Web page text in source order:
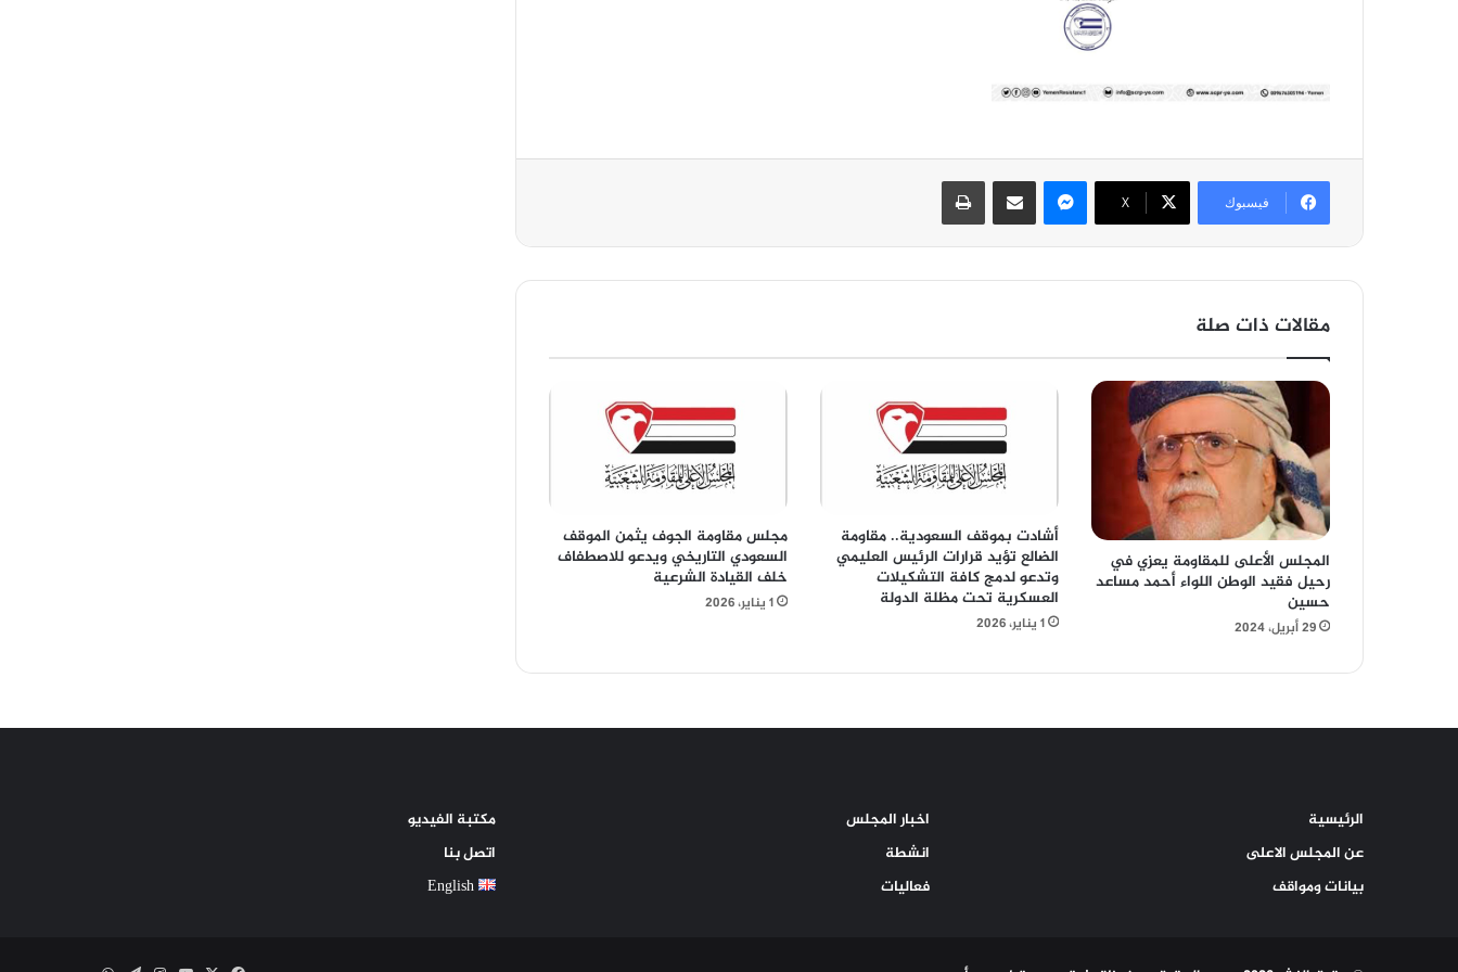
فيسبوك ‫X
ماسنجر مشاركة عبر البريد طباعة
مقالات ذات صلة
المجلس الأعلى للمقاومة يعزي في
رحيل فقيد الوطن اللواء أحمد مساعد
حسين
29 أبريل، 2024
أشادت بموقف السعودية.. مقاومة
الضالع تؤيد قرارات الرئيس العليمي
وتدعو لدمج كافة التشكيلات
العسكرية تحت مظلة الدولة
1 يناير، 2026
مجلس مقاومة الجوف يثمن الموقف
السعودي التاريخي ويدعو للاصطفاف
خلف القيادة الشرعية
1 يناير، 2026
الرئيسية
عن المجلس الاعلى
بيانات ومواقف
اخبار المجلس
انشطة
فعاليات
مكتبة الفيديو
اتصل بنا
English